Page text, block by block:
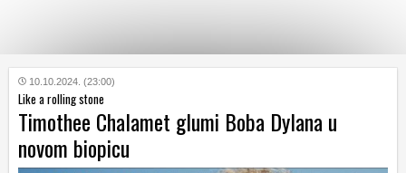
KATEGORIJE
HRVATSKI
WEB
10.10.2024. (23:00)
Like a rolling stone
Timothee Chalamet glumi Boba Dylana u
novom biopicu